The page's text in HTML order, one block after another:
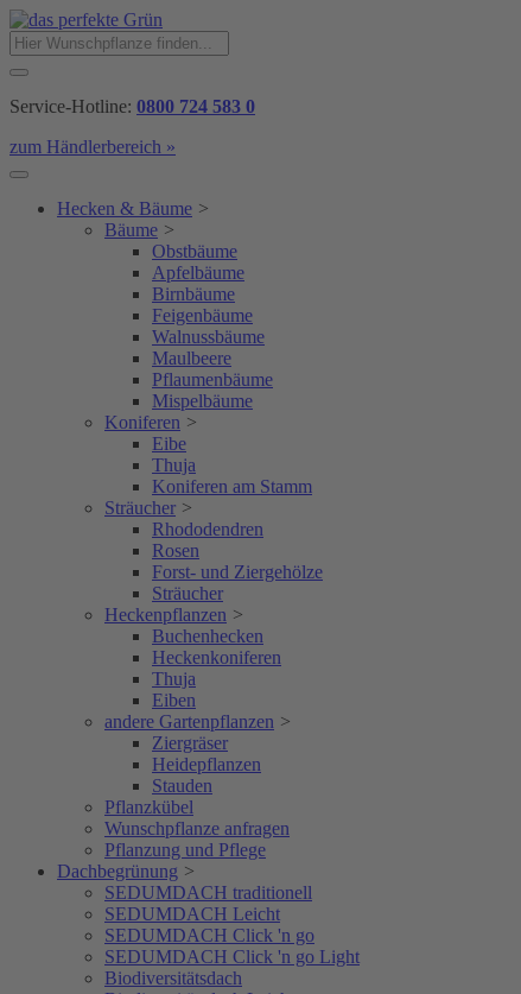
Service-Hotline: 0800 724 583 0
zum Händlerbereich »
Hecken & Bäume >
Bäume >
Obstbäume
Apfelbäume
Birnbäume
Feigenbäume
Walnussbäume
Maulbeere
Pflaumenbäume
Mispelbäume
Koniferen >
Eibe
Thuja
Koniferen am Stamm
Sträucher >
Rhododendren
Rosen
Forst- und Ziergehölze
Sträucher
Heckenpflanzen >
Buchenhecken
Heckenkoniferen
Thuja
Eiben
andere Gartenpflanzen >
Ziergräser
Heidepflanzen
Stauden
Pflanzkübel
Wunschpflanze anfragen
Pflanzung und Pflege
Dachbegrünung >
SEDUMDACH traditionell
SEDUMDACH Leicht
SEDUMDACH Click 'n go
SEDUMDACH Click 'n go Light
Biodiversitätsdach